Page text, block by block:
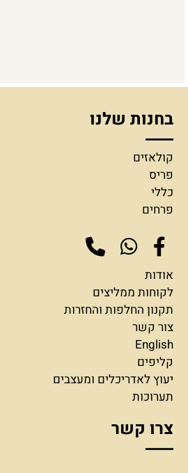
בחנות שלנו
קולאזים
פריס
כללי
פרחים
אודות
לקוחות ממליצים
תקנון החלפות והחזרות
צור קשר
English
קליפים
יעוץ לאדריכלים ומעצבים
תערוכות
צרו קשר